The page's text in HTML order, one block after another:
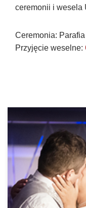
ceremonii i wesela
Ceremonia:
Przyjęcie weselne: